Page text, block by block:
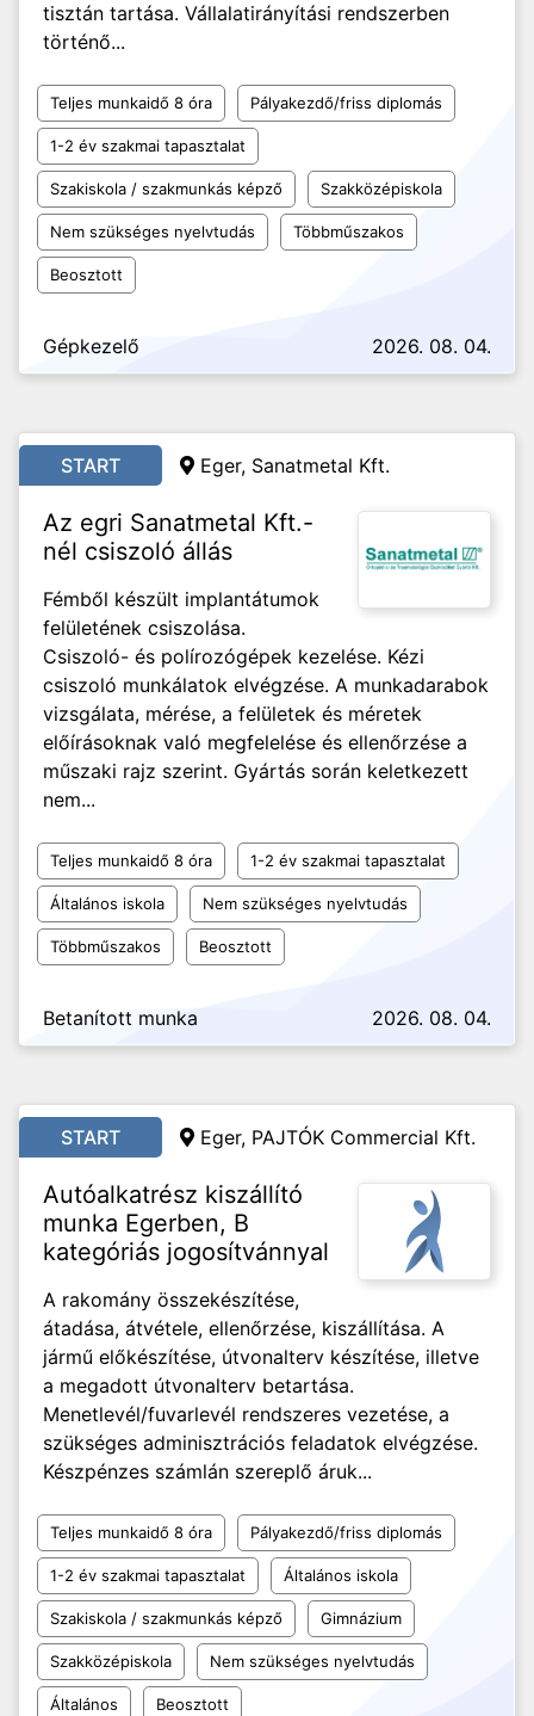
tisztán tartása. Vállalatirányítási rendszerben
történő...
Teljes munkaidő 8 óra Pályakezdő/friss diplomás
1-2 év szakmai tapasztalat
Szakiskola / szakmunkás képző Szakközépiskola
Nem szükséges nyelvtudás Többműszakos
Beosztott
Gépkezelő 2026. 08. 04.
START Eger, Sanatmetal Kft.
Az egri Sanatmetal Kft.-
nél csiszoló állás
Fémből készült implantátumok
felületének csiszolása.
Csiszoló- és polírozógépek kezelése. Kézi
csiszoló munkálatok elvégzése. A munkadarabok
vizsgálata, mérése, a felületek és méretek
előírásoknak való megfelelése és ellenőrzése a
műszaki rajz szerint. Gyártás során keletkezett
nem...
Teljes munkaidő 8 óra 1-2 év szakmai tapasztalat
Általános iskola Nem szükséges nyelvtudás
Többműszakos Beosztott
Betanított munka 2026. 08. 04.
START Eger, PAJTÓK Commercial Kft.
Autóalkatrész kiszállító
munka Egerben, B
kategóriás jogosítvánnyal
A rakomány összekészítése,
átadása, átvétele, ellenőrzése, kiszállítása. A
jármű előkészítése, útvonalterv készítése, illetve
a megadott útvonalterv betartása.
Menetlevél/fuvarlevél rendszeres vezetése, a
szükséges adminisztrációs feladatok elvégzése.
Készpénzes számlán szereplő áruk...
Teljes munkaidő 8 óra Pályakezdő/friss diplomás
1-2 év szakmai tapasztalat Általános iskola
Szakiskola / szakmunkás képző Gimnázium
Szakközépiskola Nem szükséges nyelvtudás
Általános Beosztott